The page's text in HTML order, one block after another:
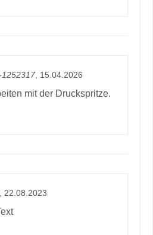
1252317 , 15.04.2026
mit der Druckspritze.
, 22.08.2023